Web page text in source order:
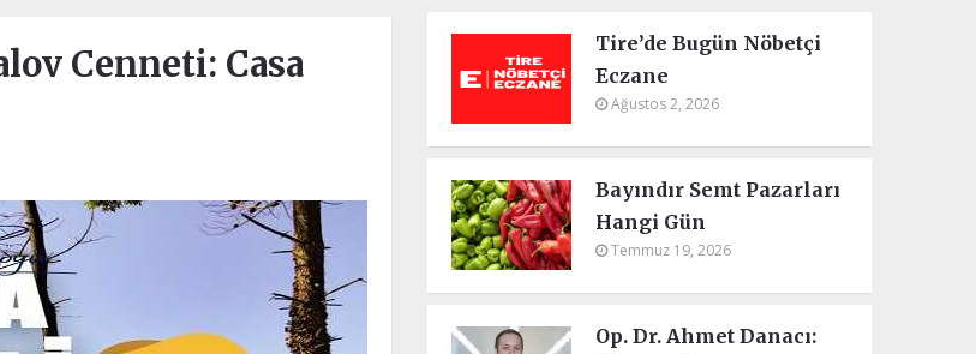
Cenneti: Casa
Tire’de Bugün Nöbetçi
Eczane
Ağustos 2, 2026
Bayındır Semt Pazarları
Hangi Gün
Temmuz 19, 2026
Op. Dr. Ahmet Danacı: